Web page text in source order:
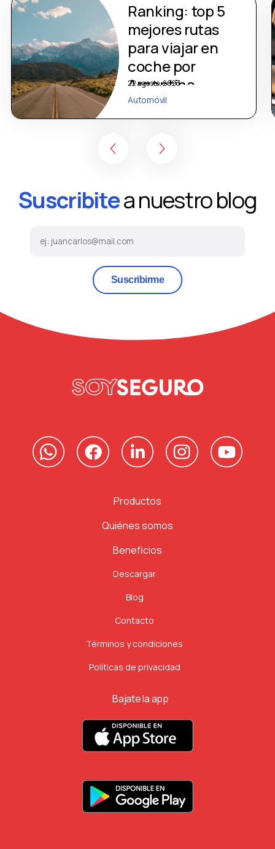
Ranking: top 5
mejores rutas
para viajar en
coche por
Argentina
22 agosto, 2023
Automóvil
Suscribitea nuestro blog
Suscribirme
Productos
Quiénes somos
Beneficios
Descargar
Blog
Contacto
Términos y condiciones
Políticas de privacidad
Bajate la app